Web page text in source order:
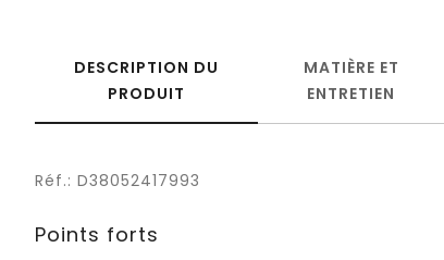
DESCRIPTION DU
PRODUIT
MATIÈRE ET
ENTRETIEN
Réf.: D38052417993
Points forts